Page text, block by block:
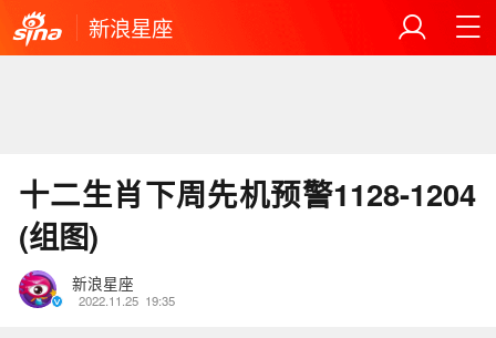
新浪星座
十二生肖下周先机预警1128-1204
(组图)
新浪星座
2022.11.25 19:35